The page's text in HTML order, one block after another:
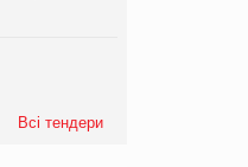
Всі тендери